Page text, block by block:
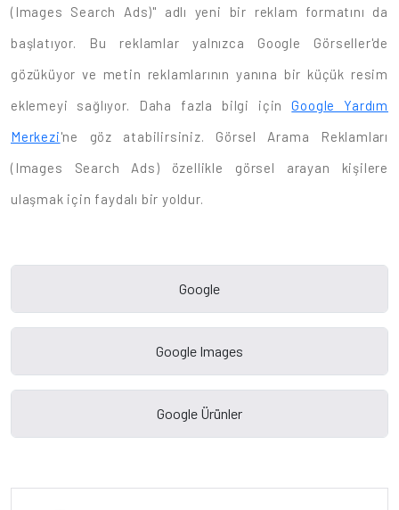
(Images Search Ads)" adlı yeni bir reklam formatını da
başlatıyor. Bu reklamlar yalnızca Google Görseller'de
gözüküyor ve metin reklamlarının yanına bir küçük resim
eklemeyi sağlıyor. Daha fazla bilgi içinGoogle Yardım
Merkezi'ne göz atabilirsiniz. Görsel Arama Reklamları
(Images Search Ads) özellikle görsel arayan kişilere
ulaşmak için faydalı bir yoldur.